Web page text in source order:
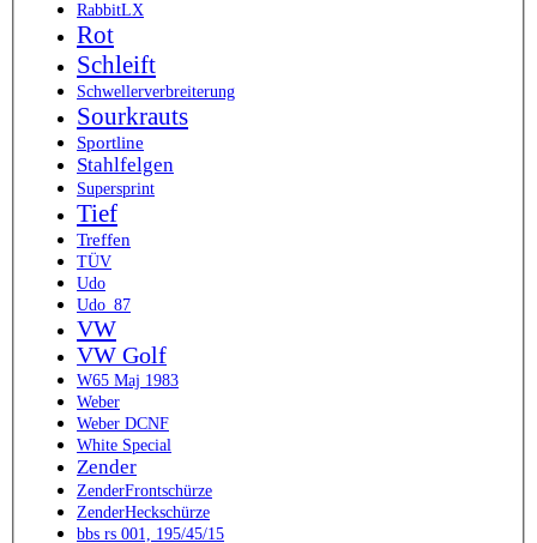
RabbitLX
Rot
Schleift
Schwellerverbreiterung
Sourkrauts
Sportline
Stahlfelgen
Supersprint
Tief
Treffen
TÜV
Udo
Udo_87
VW
VW Golf
W65 Maj 1983
Weber
Weber DCNF
White Special
Zender
ZenderFrontschürze
ZenderHeckschürze
bbs rs 001, 195/45/15